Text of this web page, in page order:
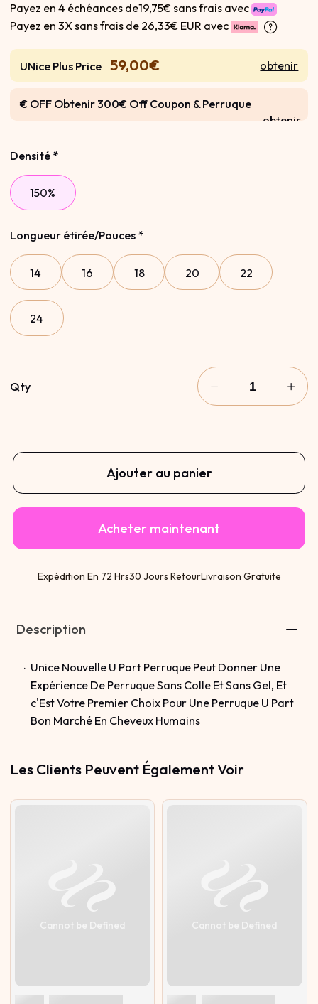
Payez en 4 échéances de19,75€ sans frais avec
Payez en 3X sans frais de 26,33€ EUR avec
UNice Plus Price 59,00€ obtenir
€ OFF Obtenir 300€ Off Coupon & Perruque
obtenir
Densité *
150%
Longueur étirée/Pouces *
14 16 18 20 22
24
Qty
Ajouter au panier
Acheter maintenant
Expédition En 72 Hrs30 Jours RetourLivraison Gratuite
Description
Unice Nouvelle U Part Perruque Peut Donner Une
Expérience De Perruque Sans Colle Et Sans Gel, Et
c'Est Votre Premier Choix Pour Une Perruque U Part
Bon Marché En Cheveux Humains
Les Clients Peuvent Également Voir
Cannot be Defined Cannot be Defined